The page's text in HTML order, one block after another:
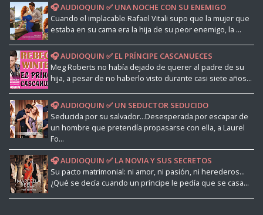
🎧 AUDIOQUIN ✅ UNA NOCHE CON SU ENEMIGO
Cuando el implacable Rafael Vitali supo que la mujer que
estaba en su cama era la hija de su peor enemigo, la ...
🎧 AUDIOQUIN ✅ EL PRÍNCIPE CASCANUECES
Meg Roberts no había dejado de querer al padre de su
hija, a pesar de no haberlo visto durante casi siete años...
🎧 AUDIOQUIN ✅ UN SEDUCTOR SEDUCIDO
Seducida por su salvador...Desesperada por escapar de
un hombre que pretendía propasarse con ella, a Laurel
Fo...
🎧 AUDIOQUIN ✅ LA NOVIA Y SUS SECRETOS
Su pacto matrimonial: ni amor, ni pasión, ni herederos...
¿Qué se decía cuando un príncipe le pedía que se casa...